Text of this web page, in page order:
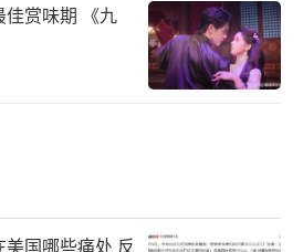
赏味期 《九
国哪些痛处 反